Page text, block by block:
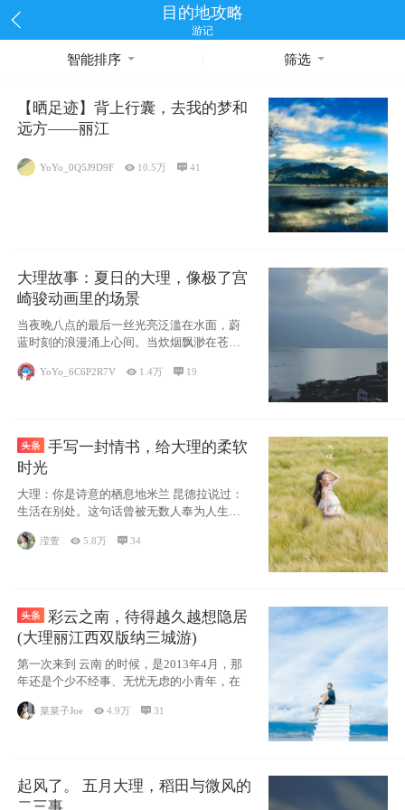
目的地攻略
游记
智能排序 筛选
【晒足迹】背上行囊，去我的梦和
远方——丽江
YoYo_0Q5J9D9F  10.5万 41
大理故事：夏日的大理，像极了宫
崎骏动画里的场景
当夜晚八点的最后一丝光亮泛滥在水面，蔚
蓝时刻的浪漫涌上心间。当炊烟飘渺在苍山
YoYo_6C6P2R7V  1.4万  19
手写一封情书，给大理的柔软
时光
大理：你是诗意的栖息地米兰 昆德拉说过：
生活在别处。这句话曾被无数人奉为人生信
条，并
滢萱 5.8万 34
彩云之南，待得越久越想隐居
(大理丽江西双版纳三城游)
第一次来到 云南 的时候，是2013年4月，那
年还是个少不经事、无忧无虑的小青年，在
菜菜子Joe 4.9万  31
起风了。 五月大理，稻田与微风的